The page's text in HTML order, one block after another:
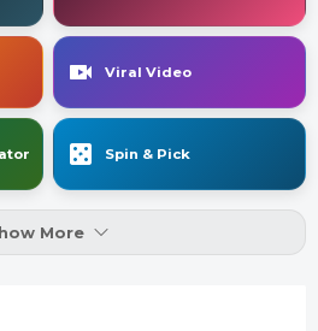
Viral Video
Spin & Pick
More